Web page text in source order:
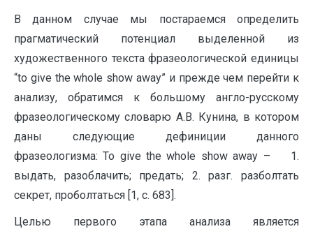
В данном случае мы постараемся определить
прагматический потенциал выделенной из
художественного текста фразеологической единицы
“to give the whole show away” и прежде чем перейти к
анализу, обратимся к большому англо-русскому
фразеологическому словарю А.В. Кунина, в котором
даны следующие дефиниции данного
фразеологизма: To give the whole show away – 1.
выдать, разоблачить; предать; 2. разг. разболтать
секрет, проболтаться [1, c. 683].
Целью первого этапа анализа является